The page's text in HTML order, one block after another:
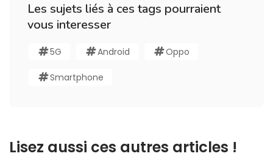
Les sujets liés à ces tags pourraient
vous interesser
5G Android Oppo
Smartphone
Lisez aussi ces autres articles !